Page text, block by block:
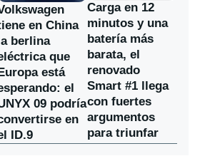
en China
berlina
que
está
el
09 podría
en
ID.9
Carga en 12
minutos y una
batería más
barata, el
renovado
Smart #1 llega
con fuertes
argumentos
para triunfar